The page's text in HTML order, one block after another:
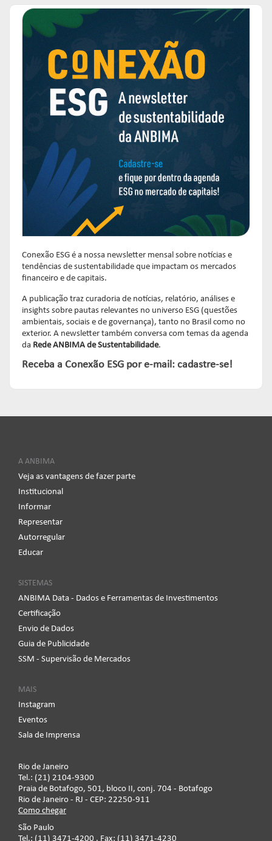
Conexão ESG é a nossa newsletter mensal sobre notícias e
tendências de sustentabilidade que impactam os mercados
financeiro e de capitais.
A publicação traz curadoria de notícias, relatório, análises e
insights sobre pautas relevantes no universo ESG (questões
ambientais, sociais e de governança), tanto no Brasil como no
exterior. A newsletter também conversa com temas da agenda
da Rede ANBIMA de Sustentabilidade.
Receba a Conexão ESG por e-mail: cadastre-se!
A ANBIMA
Veja as vantagens de fazer parte
Institucional
Informar
Representar
Autorregular
Educar
SISTEMAS
ANBIMA Data - Dados e Ferramentas de Investimentos
Certificação
Envio de Dados
Guia de Publicidade
SSM - Supervisão de Mercados
MAIS
Instagram
Eventos
Sala de Imprensa
Rio de Janeiro
Tel.: (21) 2104-9300
Praia de Botafogo, 501, bloco II, conj. 704 - Botafogo
Rio de Janeiro - RJ - CEP: 22250-911
Como chegar
São Paulo
Tel.: (11) 3471-4200 . Fax: (11) 3471-4230